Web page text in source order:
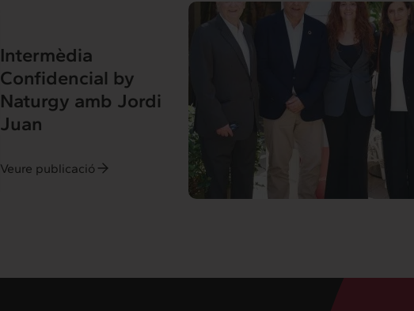
Intermèdia
Confidencial by
Naturgy amb Jordi
Juan
Veure publicació